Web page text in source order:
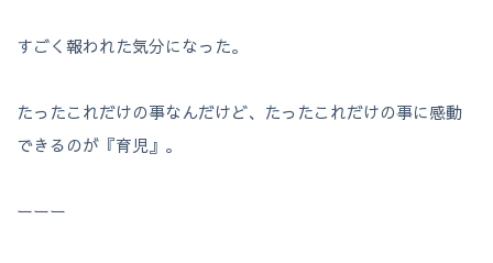
すごく報われた気分になった。
たったこれだけの事なんだけど、たったこれだけの事に感動
できるのが『育児』。
ーーー